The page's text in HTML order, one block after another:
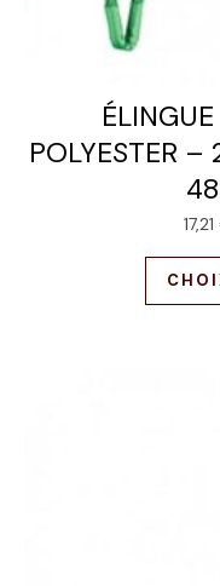
POLYESTER
17,21